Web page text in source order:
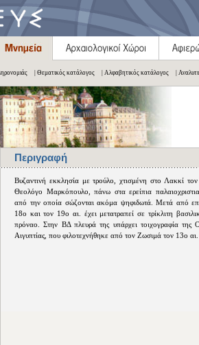
| Θεματικός κατάλογος | Αλφαβητικός κατάλογος |
Περιγραφή
Βυζαντινή εκκλησία με τρούλο, χτισμένη στο Λακκί
Θεολόγο Μαρκόπουλο, πάνω στα ερείπια
από την οποία σώζονται ακόμα ψηφιδωτά. Μετά από
18ο και τον 19ο αι. έχει μετατραπεί σε τρίκλιτη
πρόναο. Στην ΒΔ πλευρά της υπάρχει τοιχογραφία της
Αιγυπτίας, που φιλοτεχνήθηκε από τον Ζωσιμά τον 13ο αι.